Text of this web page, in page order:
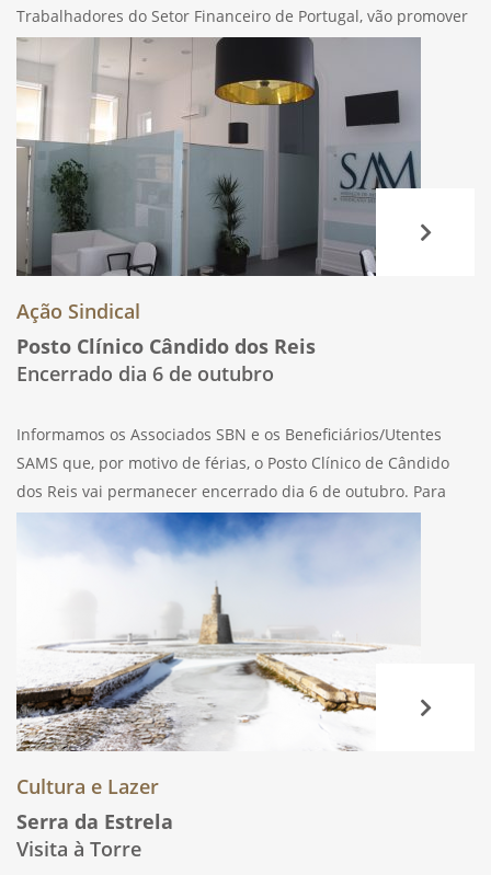
Trabalhadores do Setor Financeiro de Portugal, vão promover
no próximo dia 2 de dezembro, uma visita às iluminações de
Ação Sindical
Posto Clínico Cândido dos Reis
Encerrado dia 6 de outubro
Informamos os Associados SBN e os Beneficiários/Utentes
SAMS que, por motivo de férias, o Posto Clínico de Cândido
dos Reis vai permanecer encerrado dia 6 de outubro. Para
assuntos relacionados com comparticipações, estará
disponível a Loja de Atendimento, em Cândido
Cultura e Lazer
Serra da Estrela
Visita à Torre